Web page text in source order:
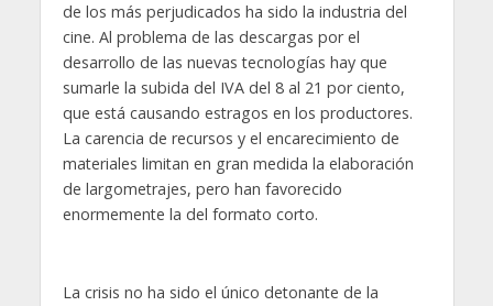
de los más perjudicados ha sido la industria del
cine. Al problema de las descargas por el
desarrollo de las nuevas tecnologías hay que
sumarle la subida del IVA del 8 al 21 por ciento,
que está causando estragos en los productores.
La carencia de recursos y el encarecimiento de
materiales limitan en gran medida la elaboración
de largometrajes, pero han favorecido
enormemente la del formato corto.
La crisis no ha sido el único detonante de la